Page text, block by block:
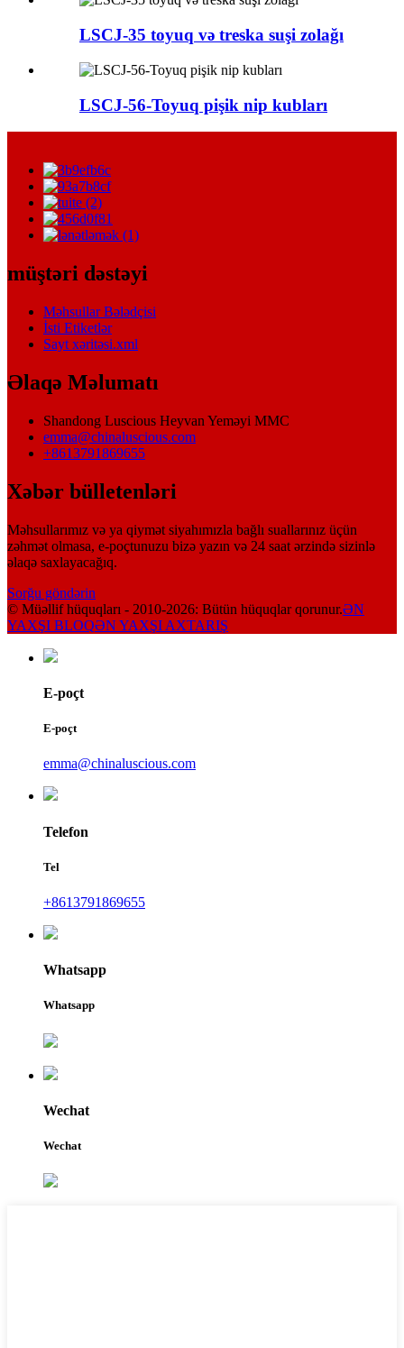
LSCJ-35 toyuq və treska suşi zolağı
LSCJ-56-Toyuq pişik nip kubları
müştəri dəstəyi
Məhsullar Bələdçisi
İsti Etiketlər
Sayt xəritəsi.xml
Əlaqə Məlumatı
Shandong Luscious Heyvan Yeməyi MMC
emma@chinaluscious.com
+8613791869655
Xəbər bülletenləri
Məhsullarımız və ya qiymət siyahımızla bağlı suallarınız üçün
zəhmət olmasa, e-poçtunuzu bizə yazın və 24 saat ərzində sizinlə
əlaqə saxlayacağıq.
Sorğu göndərin
© Müəllif hüquqları - 2010-2026: Bütün hüquqlar qorunur.ƏN
YAXŞI BLOQƏN YAXŞI AXTARIŞ
E-poçt
E-poçt
emma@chinaluscious.com
Telefon
Tel
+8613791869655
Whatsapp
Whatsapp
Wechat
Wechat